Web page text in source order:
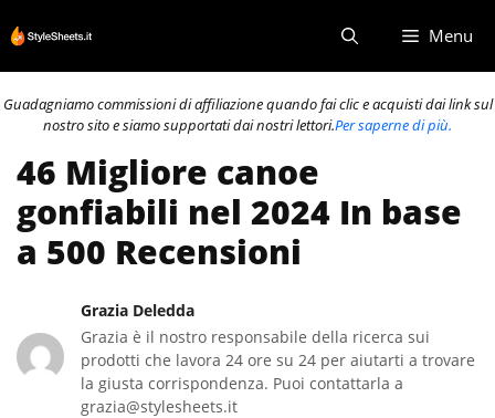
al
contenuto
Menu
Guadagniamo commissioni di affiliazione quando fai clic e acquisti dai link sul
nostro sito e siamo supportati dai nostri lettori.Per saperne di più.
46 Migliore canoe
gonfiabili nel 2024 In base
a 500 Recensioni
Grazia Deledda
Grazia è il nostro responsabile della ricerca sui
prodotti che lavora 24 ore su 24 per aiutarti a trovare
la giusta corrispondenza. Puoi contattarla a
grazia@stylesheets.it